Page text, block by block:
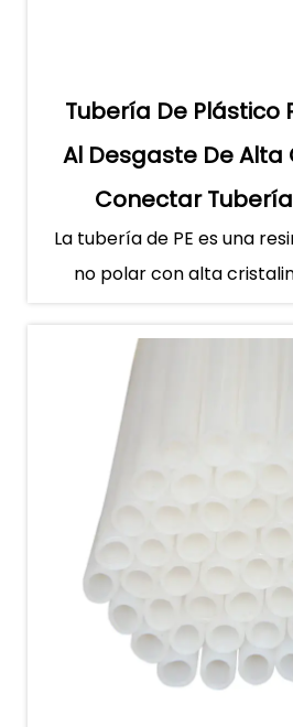
Tubería De Plástico
Al Desgaste De
Conectar
La tubería de PE es una
no polar con alta